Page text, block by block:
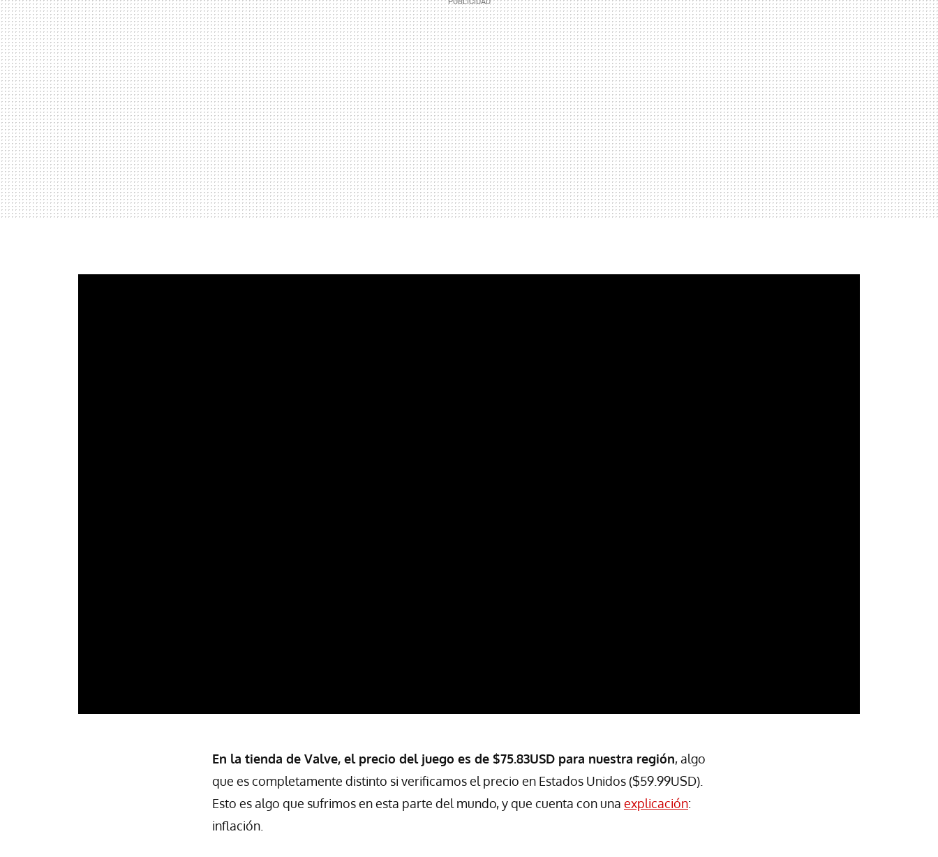
En la tienda de Valve, el precio del juego es de $75.83USD para nuestra región, algo
que es completamente distinto si verificamos el precio en Estados Unidos ($59.99USD).
Esto es algo que sufrimos en esta parte del mundo, y que cuenta con una explicación:
inflación.